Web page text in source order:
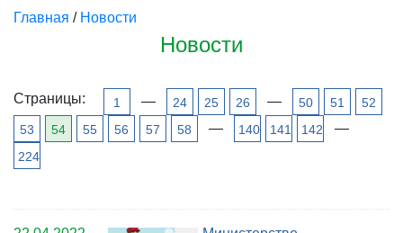
Главная / Новости
Новости
Страницы: 1 — 24 25 26 — 50 51
52
53
54 55 56 57 58 — 140 141 142 —
224